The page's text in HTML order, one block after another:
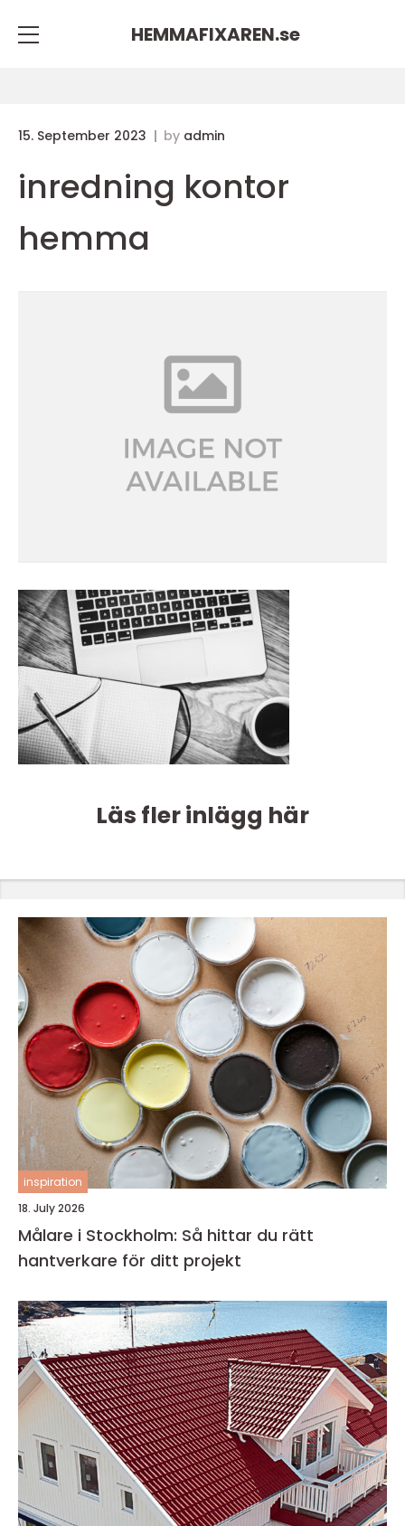
HEMMAFIXAREN.se
15. September 2023 by admin
inredning kontor
hemma
Läs fler inlägg här
inspiration
18. July 2026
Målare i Stockholm: Så hittar du rätt
hantverkare för ditt projekt